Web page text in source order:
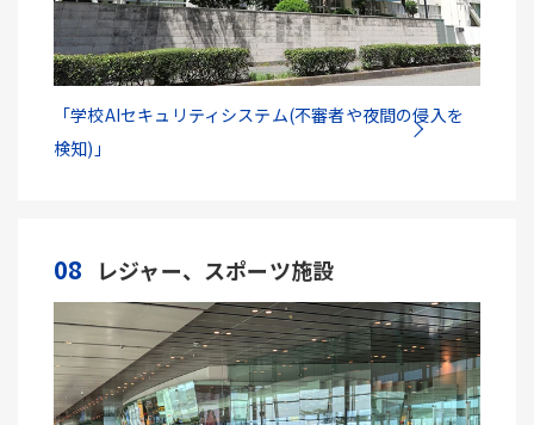
「学校AIセキュリティシステム(不審者や夜間の侵入を
検知)」
08 レジャー、スポーツ施設